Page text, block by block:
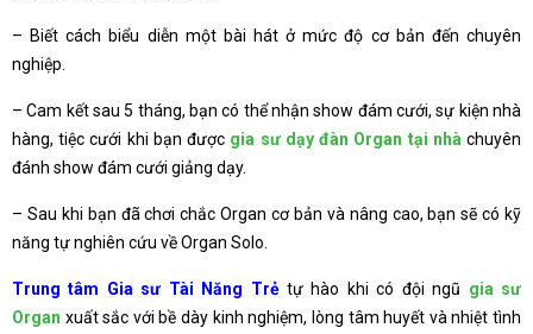
– Biết cách biểu diễn một bài hát ở mức độ cơ bản đến chuyên
nghiệp.
– Cam kết sau 5 tháng, bạn có thể nhận show đám cưới, sự kiện nhà
hàng, tiệc cưới khi bạn được gia sư dạy đàn Organ tại nhà chuyên
đánh show đám cưới giảng dạy.
– Sau khi bạn đã chơi chắc Organ cơ bản và nâng cao, bạn sẽ có kỹ
năng tự nghiên cứu về Organ Solo.
Trung tâm Gia sư Tài Năng Trẻtự hào khi có đội ngũ gia sư
Organ xuất sắc với bề dày kinh nghiệm, lòng tâm huyết và nhiệt tình